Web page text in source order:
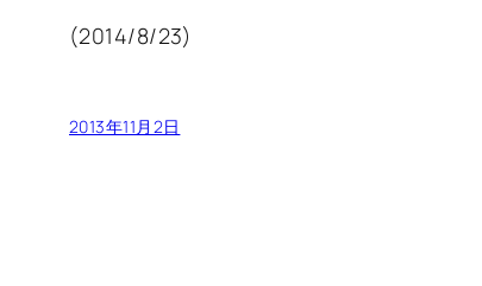
(2014/8/23)
2013年11月2日